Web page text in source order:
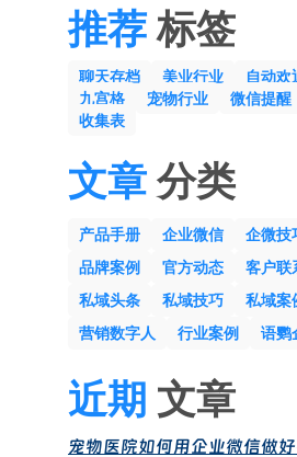
推荐标签
聊天存档 美业行业 自动欢
九宫格
宠物行业 微信提醒
收集表
文章分类
产品手册 企业微信 企微技
品牌案例
官方动态 客户联
私域头条
私域技巧 私域案
营销数字人
行业案例 语鹦
近期 文章
宠物医院如何用企业微信做